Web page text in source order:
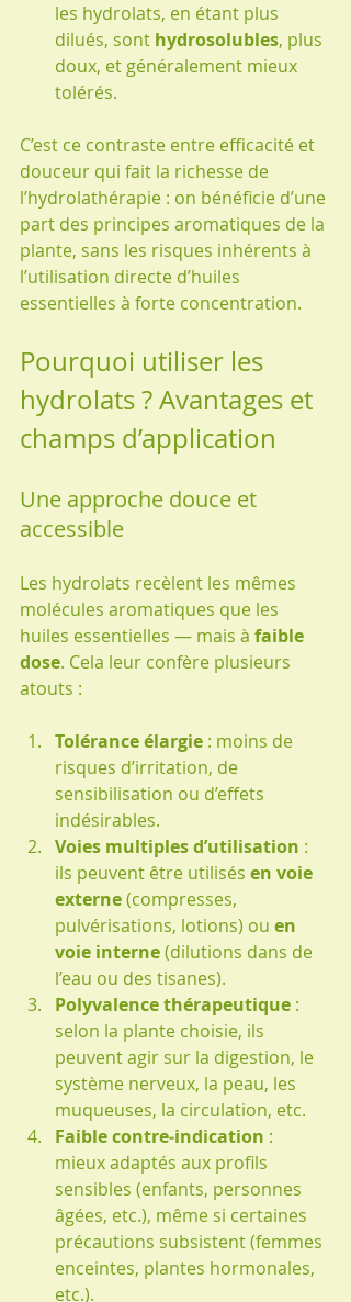
les hydrolats, en étant plus
dilués, sont hydrosolubles, plus
doux, et généralement mieux
tolérés.
C’est ce contraste entre efficacité et
douceur qui fait la richesse de
l’hydrolathérapie : on bénéficie d’une
part des principes aromatiques de la
plante, sans les risques inhérents à
l’utilisation directe d’huiles
essentielles à forte concentration.
Pourquoi utiliser les
hydrolats ? Avantages et
champs d’application
Une approche douce et
accessible
Les hydrolats recèlent les mêmes
molécules aromatiques que les
huiles essentielles — mais à faible
dose. Cela leur confère plusieurs
atouts :
Tolérance élargie : moins de
risques d’irritation, de
sensibilisation ou d’effets
indésirables.
Voies multiples d’utilisation :
ils peuvent être utilisés en voie
externe (compresses,
pulvérisations, lotions) ou en
voie interne (dilutions dans de
l’eau ou des tisanes).
Polyvalence thérapeutique :
selon la plante choisie, ils
peuvent agir sur la digestion, le
système nerveux, la peau, les
muqueuses, la circulation, etc.
Faible contre‑indication :
mieux adaptés aux profils
sensibles (enfants, personnes
âgées, etc.), même si certaines
précautions subsistent (femmes
enceintes, plantes hormonales,
etc.).